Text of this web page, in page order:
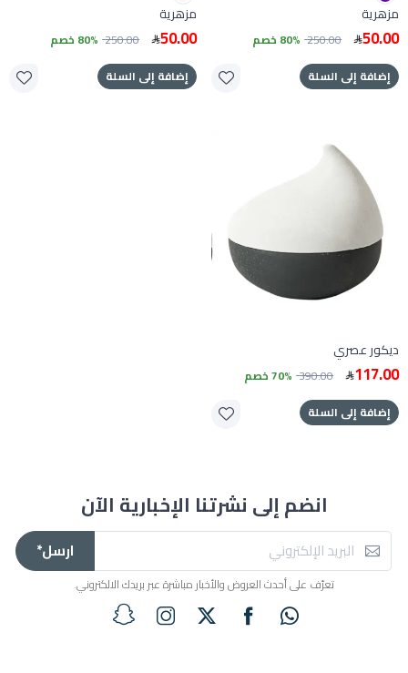
مزهرية
50.00
250.00 80% خصم
إضافة إلى السلة
مزهرية
50.00
250.00 80% خصم
إضافة إلى السلة
ديكور عصري
117.00
390.00 70% خصم
إضافة إلى السلة
انضم إلى نشرتنا الإخبارية الآن
ارسل*
تعرّف على أحدث العروض والأخبار مباشرة عبر بريدك الالكتروني.